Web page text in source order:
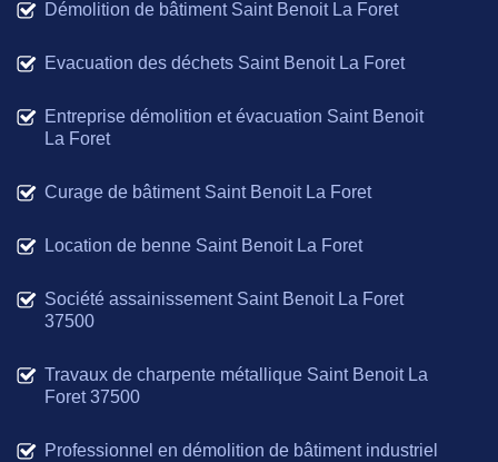
Démolition de bâtiment Saint Benoit La Foret
Evacuation des déchets Saint Benoit La Foret
Entreprise démolition et évacuation Saint Benoit
La Foret
Curage de bâtiment Saint Benoit La Foret
Location de benne Saint Benoit La Foret
Société assainissement Saint Benoit La Foret
37500
Travaux de charpente métallique Saint Benoit La
Foret 37500
Professionnel en démolition de bâtiment industriel